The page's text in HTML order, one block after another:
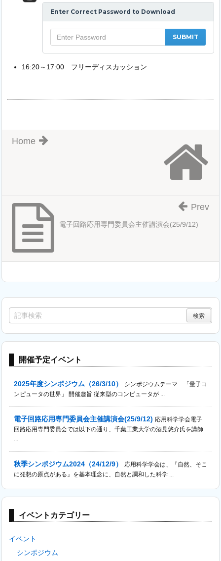
Enter Correct Password to Download
16:20～17:00 フリーディスカッション
Home
電子回路応用専門委員会主催講演会(25/9/12)
Prev
開催予定イベント
2025年度シンポジウム（26/3/10）
シンポジウムテーマ 「量子コ
ンピュータの世界」 開催趣旨 従来型のコンピュータが ...
電子回路応用専門委員会主催講演会(25/9/12) 応用科学学会電子
回路応用専門委員会では以下の通り、千葉工業大学の酒見悠介氏を講師
...
秋季シンポジウム2024（24/12/9）
応用科学学会は、『自然、そこ
に発想の原点がある』を基本理念に、自然と調和した科学 ...
イベントカテゴリー
イベント
シンポジウム